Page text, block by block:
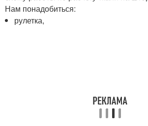
Нам понадобиться:
рулетка,